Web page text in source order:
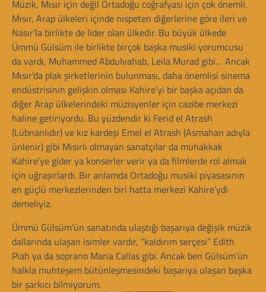
Müzik, Mısır için değil Ortadoğu coğrafyası için çok önemli.
Mısır, Arap ülkeleri içinde nispeten diğerlerine göre ileri ve
Nasır’la birlikte de lider olan ülkedir. Bu büyük ülkede
Ümmü Gülsüm ile birlikte birçok başka musiki yorumcusu
da vardı, Muhammed Abdulvahab, Leila Murad gibi… Ancak
Mısır’da plak şirketlerinin bulunması, daha önemlisi sinema
endüstrisinin gelişkin olması Kahire’yi bir başka açıdan da
diğer Arap ülkelerindeki müzisyenler için cazibe merkezi
haline getiriyordu. Bu yüzdendir ki Ferid el Atrash
(Lübnanlıdır) ve kız kardeşi Emel el Atrash (Asmahan adıyla
ünlenir) gibi Mısırlı olmayan sanatçılar da muhakkak
Kahire’ye gider ya konserler verir ya da filmlerde rol almak
için uğraşırlardı. Bir anlamda Ortadoğu musiki piyasasının
en güçlü merkezlerinden biri hatta merkezi Kahire’ydi
demeliyiz.
Ümmü Gülsüm’ün sanatında ulaştığı başarıya değişik müzik
dallarında ulaşan isimler vardır, “kaldırım serçesi” Edith
Piah ya da soprano Maria Callas gibi. Ancak ben Gülsüm’ün
halkla muhteşem bütünleşmesindeki başarıya ulaşan başka
bir şarkıcı bilmiyorum.